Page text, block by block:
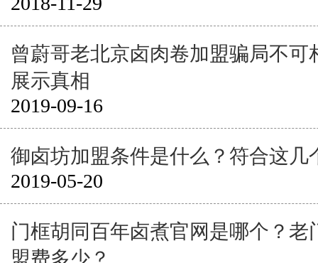
曾蔚哥老北京卤肉卷加盟骗局不可
展示真相
2019-09-16
御卤坊加盟条件是什么？符合这几
2019-05-20
门框胡同百年卤煮官网是哪个？老
盟费多少？